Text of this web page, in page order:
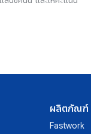
ผลิตภัณฑ์
Fastwork